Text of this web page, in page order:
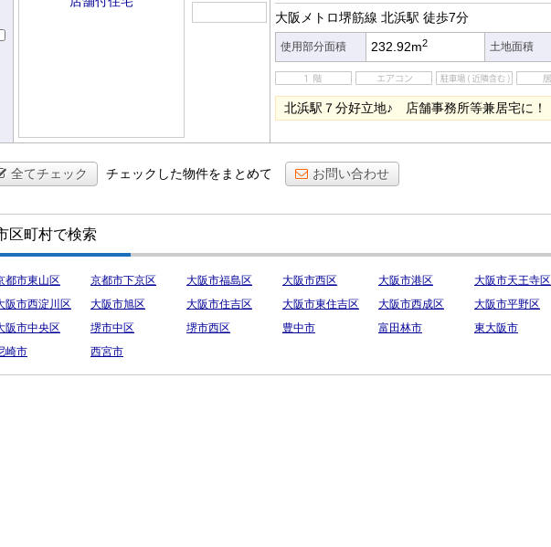
大阪メトロ堺筋線 北浜駅 徒歩7分
使用部分面積 232.92m2 土地面積
北浜駅７分好立地♪ 店舗事務所等兼居宅に！
全てチェック チェックした物件をまとめて お問い合わせ
区町村で検索
都市東山区 京都市下京区 大阪市福島区 大阪市西区 大阪市港区 大阪市天王寺区
阪市西淀川区
大阪市旭区 大阪市住吉区 大阪市東住吉区 大阪市西成区 大阪市平野区
阪市中央区
堺市中区 堺市西区 豊中市 富田林市 東大阪市
崎市
西宮市